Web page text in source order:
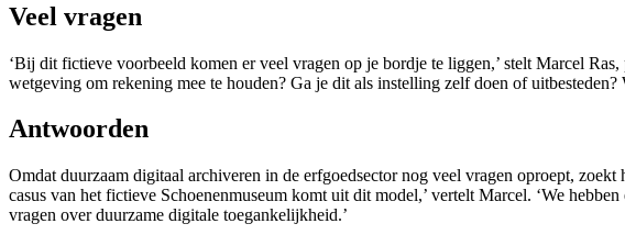
Veel vragen
‘Bij dit fictieve voorbeeld komen er veel vragen op je bordje te liggen,’ stelt Marcel
wetgeving om rekening mee te houden? Ga je dit als instelling zelf doen of
Antwoorden
Omdat duurzaam digitaal archiveren in de erfgoedsector nog veel vragen oproept,
casus van het fictieve Schoenenmuseum komt uit dit model,’ vertelt Marcel. ‘We
vragen over duurzame digitale toegankelijkheid.’